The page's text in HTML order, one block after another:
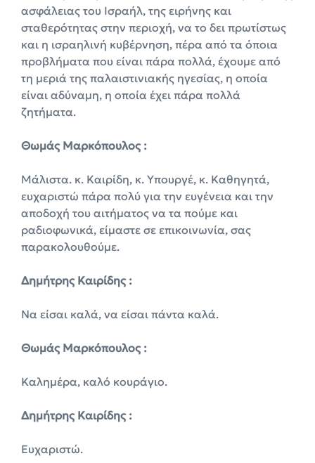
ασφάλειας του Ισραήλ, της ειρήνης και
σταθερότητας στην περιοχή, να το δει πρωτίστως
και η ισραηλινή κυβέρνηση, πέρα από τα όποια
προβλήματα που είναι πάρα πολλά, έχουμε από
τη μεριά της παλαιστινιακής ηγεσίας, η οποία
είναι αδύναμη, η οποία έχει πάρα πολλά
ζητήματα.
Θωμάς Μαρκόπουλος :
Μάλιστα. κ. Καιρίδη, κ. Υπουργέ, κ. Καθηγητά,
ευχαριστώ πάρα πολύ για την ευγένεια και την
αποδοχή του αιτήματος να τα πούμε και
ραδιοφωνικά, είμαστε σε επικοινωνία, σας
παρακολουθούμε.
Δημήτρης Καιρίδης :
Να είσαι καλά, να είσαι πάντα καλά.
Θωμάς Μαρκόπουλος :
Καλημέρα, καλό κουράγιο.
Δημήτρης Καιρίδης :
Ευχαριστώ.